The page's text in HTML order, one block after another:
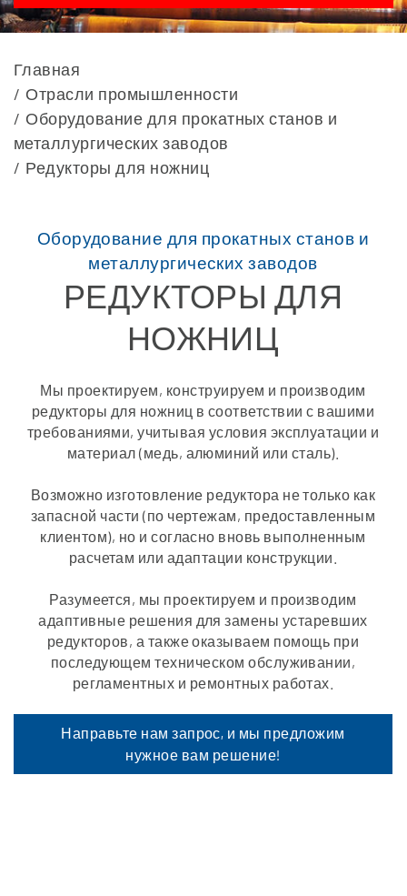
Главная
Отрасли промышленности
Оборудование для прокатных станов и
металлургических заводов
Редукторы для ножниц
РЕДУКТОРЫ ДЛЯ
НОЖНИЦ
Оборудование для прокатных станов и
металлургических заводов
Мы проектируем, конструируем и производим
редукторы для ножниц в соответствии с вашими
требованиями, учитывая условия эксплуатации и
материал (медь, алюминий или сталь).
Возможно изготовление редуктора не только как
запасной части (по чертежам, предоставленным
клиентом), но и согласно вновь выполненным
расчетам или адаптации конструкции.
Разумеется, мы проектируем и производим
адаптивные решения для замены устаревших
редукторов, а также оказываем помощь при
последующем техническом обслуживании,
регламентных и ремонтных работах.
Направьте нам запрос, и мы предложим
нужное вам решение!